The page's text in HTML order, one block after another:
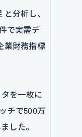
分析し、
で実需デ
業財務指標
を一枚に
チで500万
した。